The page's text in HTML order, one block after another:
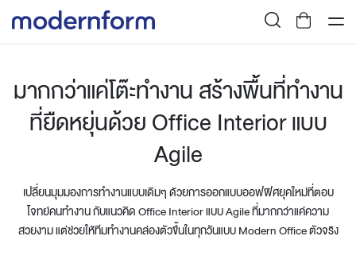
มากกว่าแค่โต๊ะทำงาน สร้างพื้นที่ทำงาน
ที่ยืดหยุ่นด้วย Office Interior แบบ
Agile
เปลี่ยนมุมมองการทำงานแบบเดิมๆ ด้วยการออกแบบออฟฟิศยุคใหม่ที่ตอบ
โจทย์คนทำงาน กับแนวคิด Office Interior แบบ Agile ที่มากกว่าแค่ความ
สวยงาม แต่ช่วยให้ทีมทำงานคล่องตัวขึ้นในทุกวันแบบ Modern Office ตัวจริง